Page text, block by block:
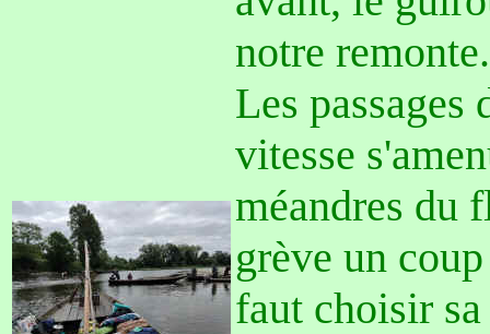
notre remonte.
Les
vitesse
méandres du
grève un
faut choisir